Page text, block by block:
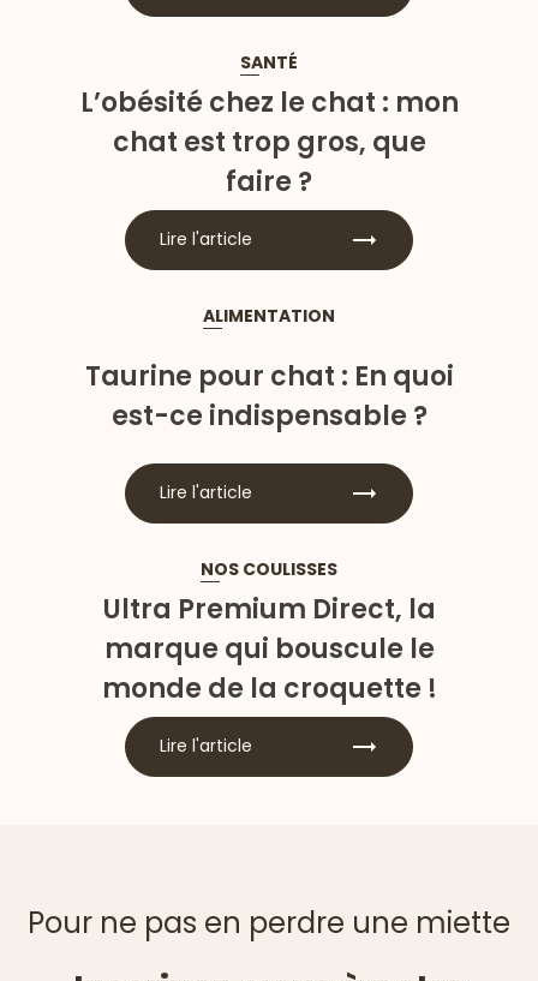
SANTÉ
L’obésité chez le chat : mon
chat est trop gros, que
faire ?
Lire l'article
ALIMENTATION
Taurine pour chat : En quoi
est-ce indispensable ?
Lire l'article
NOS COULISSES
Ultra Premium Direct, la
marque qui bouscule le
monde de la croquette !
Lire l'article
Pour ne pas en perdre une miette